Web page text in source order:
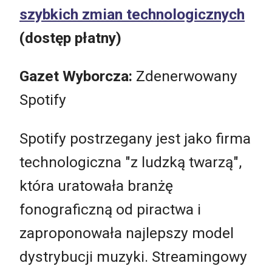
szybkich zmian technologicznych
(dostęp płatny)
Gazet Wyborcza: Zdenerwowany
Spotify
Spotify postrzegany jest jako firma
technologiczna "z ludzką twarzą",
która uratowała branżę
fonograficzną od piractwa i
zaproponowała najlepszy model
dystrybucji muzyki. Streamingowy